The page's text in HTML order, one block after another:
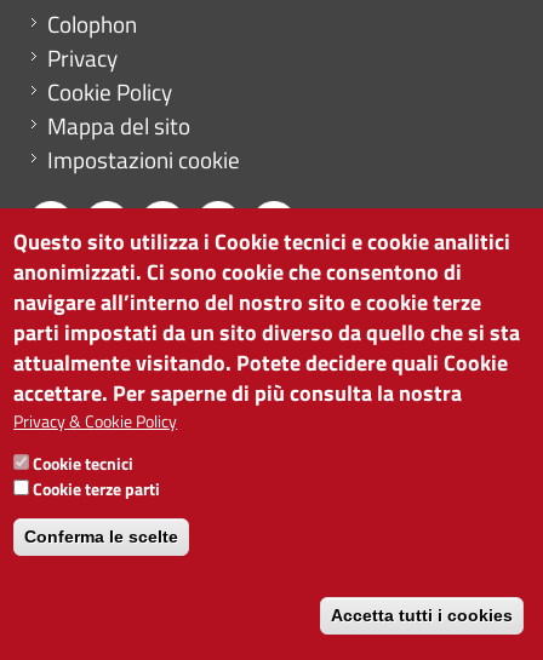
Menu footer
Colophon
Privacy
Cookie Policy
Mappa del sito
Impostazioni cookie
CAMERA DI COMMERCIO DI BOLZANO
via Alto Adige 60 | I-39100 Bolzano
tel. 0471 945 511 |info@camcom.bz.it
Partita IVA: 00376420212
ISTITUTO PER LA PROMOZIONE DELLO
SVILUPPO ECONOMICO
Partita IVA: 01716880214
Questo sito utilizza i Cookie tecnici e cookie analitici
anonimizzati. Ci sono cookie che consentono di
navigare all’interno del nostro sito e cookie terze
parti impostati da un sito diverso da quello che si sta
attualmente visitando. Potete decidere quali Cookie
accettare. Per saperne di più consulta la nostra
Privacy & Cookie Policy
Cookie tecnici
Cookie terze parti
Conferma le scelte
Accetta tutti i cookies